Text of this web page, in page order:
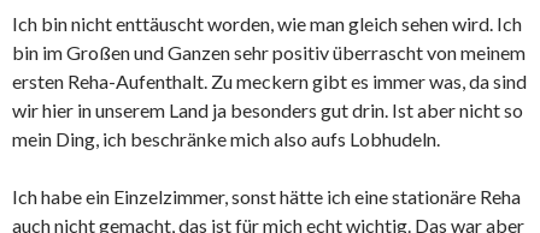
Ich bin nicht enttäuscht worden, wie man gleich sehen wird. Ich
bin im Großen und Ganzen sehr positiv überrascht von meinem
ersten Reha-Aufenthalt. Zu meckern gibt es immer was, da sind
wir hier in unserem Land ja besonders gut drin. Ist aber nicht so
mein Ding, ich beschränke mich also aufs Lobhudeln.
Ich habe ein Einzelzimmer, sonst hätte ich eine stationäre Reha
auch nicht gemacht, das ist für mich echt wichtig. Das war aber